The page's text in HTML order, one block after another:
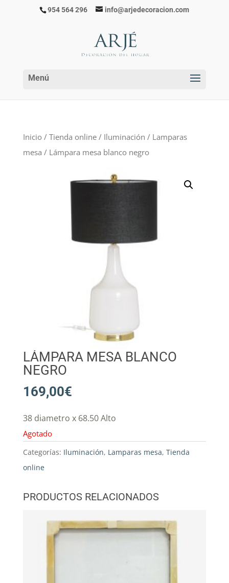
954 564 296 info@arjedecoracion.com
Inicio / Tienda online/ Iluminación / Lamparas
mesa / Lámpara mesa blanco negro
LÁMPARA MESA BLANCO
NEGRO
169,00€
38 diametro x 68.50 Alto
Agotado
Categorías: Iluminación, Lamparas mesa, Tienda
online
PRODUCTOS RELACIONADOS